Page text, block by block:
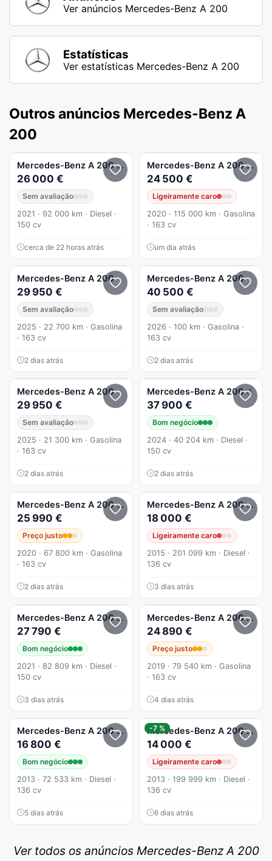
Ver anúncios Mercedes-Benz A 200
Estatísticas
Ver estatísticas Mercedes-Benz A 200
Outros anúncios Mercedes-Benz A
200
Mercedes-Benz A 200 d AMG Line
26 000 €
Sem avaliação
2021 · 92 000 km · Diesel ·
150 cv
cerca de 22 horas atrás
Mercedes-Benz A 200
24 500 €
Ligeiramente caro
2020 · 115 000 km · Gasolina
· 163 cv
um dia atrás
Mercedes-Benz A 200
29 950 €
Sem avaliação
2025 · 22 700 km · Gasolina
· 163 cv
2 dias atrás
Mercedes-Benz A 200
40 500 €
Sem avaliação
2026 · 100 km · Gasolina ·
163 cv
2 dias atrás
Mercedes-Benz A 200
29 950 €
Sem avaliação
2025 · 21 300 km · Gasolina
· 163 cv
2 dias atrás
Mercedes-Benz A 200 d
37 900 €
Bom negócio
2024 · 40 204 km · Diesel ·
150 cv
2 dias atrás
Mercedes-Benz A 200 AMG Line Aut.
25 990 €
Preço justo
2020 · 67 800 km · Gasolina
· 163 cv
2 dias atrás
Mercedes-Benz A 200 CDI
18 000 €
Ligeiramente caro
2015 · 201 099 km · Diesel ·
136 cv
3 dias atrás
Mercedes-Benz A 200 d 8G-DCT
27 790 €
Bom negócio
2021 · 82 809 km · Diesel ·
150 cv
3 dias atrás
Mercedes-Benz A 200 AMG
24 890 €
Preço justo
2019 · 79 540 km · Gasolina
· 163 cv
4 dias atrás
Mercedes-Benz A 200 CDI BE Urban Aut.
16 800 €
Bom negócio
2013 · 72 533 km · Diesel ·
136 cv
5 dias atrás
-7 %
Mercedes-Benz A 200 CDI
14 000 €
Ligeiramente caro
2013 · 199 999 km · Diesel ·
136 cv
6 dias atrás
Ver todos os anúncios Mercedes-Benz A 200